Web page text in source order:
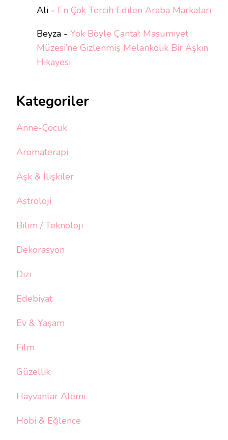
Ali - En Çok Tercih Edilen Araba Markaları
Beyza - Yok Böyle Çanta!: Masumiyet
Müzesi’ne Gizlenmiş Melankolik Bir Aşkın
Hikayesi
Kategoriler
Anne-Çocuk
Aromaterapi
Aşk & İlişkiler
Astroloji
Bilim / Teknoloji
Dekorasyon
Dizi
Edebiyat
Ev & Yaşam
Film
Güzellik
Hayvanlar Alemi
Hobi & Eğlence